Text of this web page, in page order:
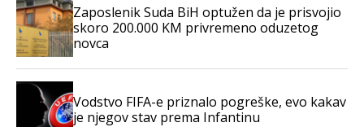
Zaposlenik Suda BiH optužen da je prisvojio
skoro 200.000 KM privremeno oduzetog
novca
Vodstvo FIFA-e priznalo pogreške, evo kakav
je njegov stav prema Infantinu